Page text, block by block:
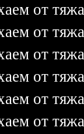
от
от
от
от
от
от